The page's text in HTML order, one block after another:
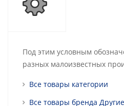
Под этим условным
разных малоизвестных
Все товары категории
Все товары бренда Другие